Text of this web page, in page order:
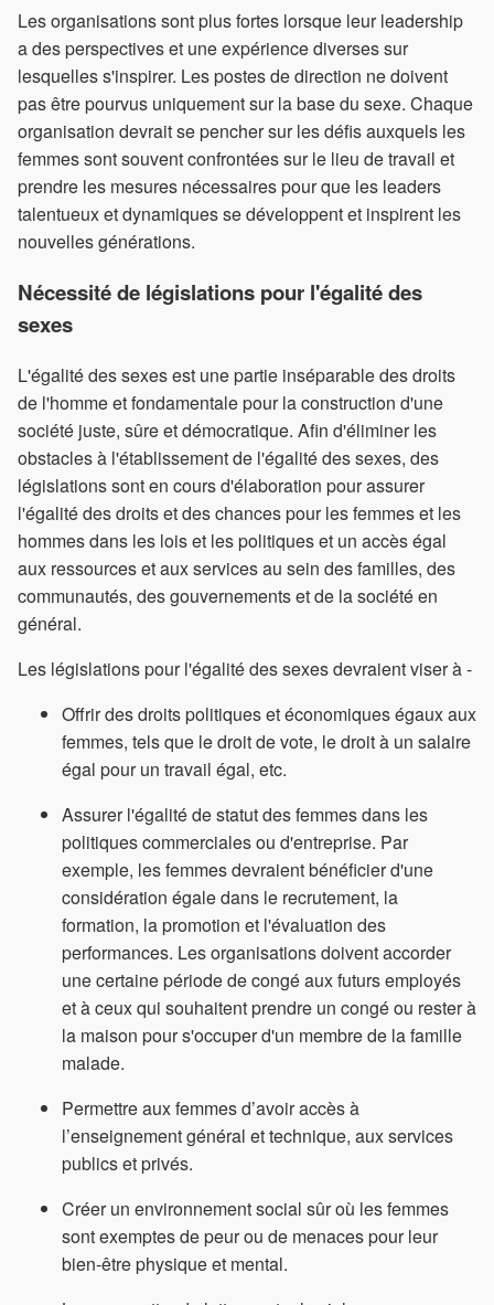
Les organisations sont plus fortes lorsque leur leadership
a des perspectives et une expérience diverses sur
lesquelles s'inspirer. Les postes de direction ne doivent
pas être pourvus uniquement sur la base du sexe. Chaque
organisation devrait se pencher sur les défis auxquels les
femmes sont souvent confrontées sur le lieu de travail et
prendre les mesures nécessaires pour que les leaders
talentueux et dynamiques se développent et inspirent les
nouvelles générations.
Nécessité de législations pour l'égalité des
sexes
L'égalité des sexes est une partie inséparable des droits
de l'homme et fondamentale pour la construction d'une
société juste, sûre et démocratique. Afin d'éliminer les
obstacles à l'établissement de l'égalité des sexes, des
législations sont en cours d'élaboration pour assurer
l'égalité des droits et des chances pour les femmes et les
hommes dans les lois et les politiques et un accès égal
aux ressources et aux services au sein des familles, des
communautés, des gouvernements et de la société en
général.
Les législations pour l'égalité des sexes devraient viser à -
Offrir des droits politiques et économiques égaux aux
femmes, tels que le droit de vote, le droit à un salaire
égal pour un travail égal, etc.
Assurer l'égalité de statut des femmes dans les
politiques commerciales ou d'entreprise. Par
exemple, les femmes devraient bénéficier d'une
considération égale dans le recrutement, la
formation, la promotion et l'évaluation des
performances. Les organisations doivent accorder
une certaine période de congé aux futurs employés
et à ceux qui souhaitent prendre un congé ou rester à
la maison pour s'occuper d'un membre de la famille
malade.
Permettre aux femmes d’avoir accès à
l’enseignement général et technique, aux services
publics et privés.
Créer un environnement social sûr où les femmes
sont exemptes de peur ou de menaces pour leur
bien-être physique et mental.